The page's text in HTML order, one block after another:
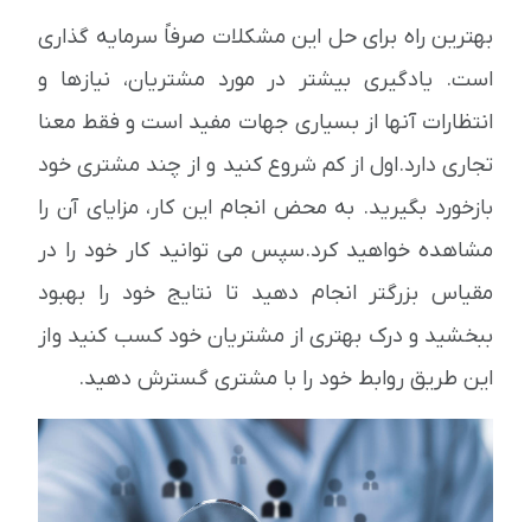
بهترین راه برای حل این مشکلات صرفاً سرمایه گذاری
است. یادگیری بیشتر در مورد مشتریان، نیازها و
انتظارات آنها از بسیاری جهات مفید است و فقط معنا
تجاری دارد.اول از کم شروع کنید و از چند مشتری خود
بازخورد بگیرید. به محض انجام این کار، مزایای آن را
مشاهده خواهید کرد.سپس می توانید کار خود را در
مقیاس بزرگتر انجام دهید تا نتایج خود را بهبود
ببخشید و درک بهتری از مشتریان خود کسب کنید و از
این طریق روابط خود را با مشتری گسترش دهید.